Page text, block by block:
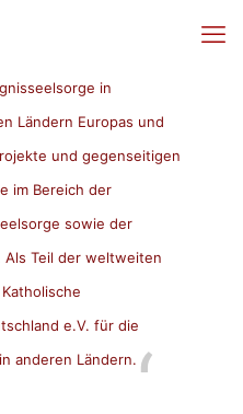
in
Ländern Europas und
und gegenseitigen
im Bereich der
sowie der
Teil der weltweiten
e.V. für die
anderen Ländern.